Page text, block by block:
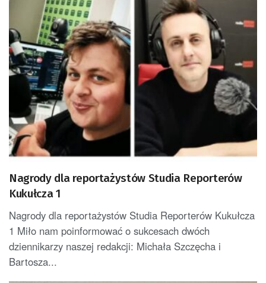
Nagrody dla reportażystów Studia Reporterów
Kukułcza 1
Nagrody dla reportażystów Studia Reporterów Kukułcza
1 Miło nam poinformować o sukcesach dwóch
dziennikarzy naszej redakcji: Michała Szczęcha i
Bartosza...